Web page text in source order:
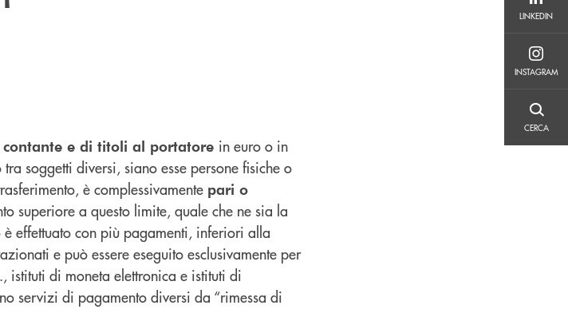
LINKEDIN
INSTAGRAM
CERCA
e di titoli al portatore in euro o in
soggetti diversi, siano esse persone fisiche o
è complessivamente pari o
superiore a questo limite, quale che ne sia la
effettuato con più pagamenti, inferiori alla
e può essere eseguito esclusivamente per
istituti di moneta elettronica e istituti di
servizi di pagamento diversi da “rimessa di